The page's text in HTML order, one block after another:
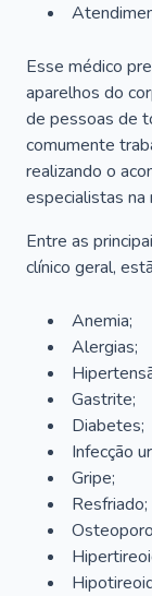
Esse médico
aparelhos do
de pessoas de
comumente
realizando o
especialistas na
Entre as
clínico geral,
Anemia;
Alergias;
Gastrite;
Diabetes;
Infecção
Gripe;
Resfriado;